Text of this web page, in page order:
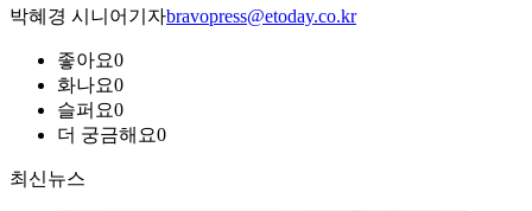
박혜경 시니어기자bravopress@etoday.co.kr
좋아요0
화나요0
슬퍼요0
더 궁금해요0
최신뉴스